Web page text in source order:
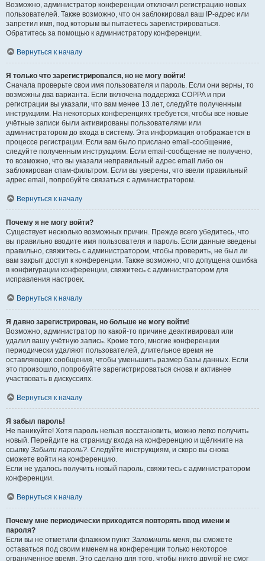
Возможно, администратор конференции отключил регистрацию новых
пользователей. Также возможно, что он заблокировал ваш IP-адрес или
запретил имя, под которым вы пытаетесь зарегистрироваться.
Обратитесь за помощью к администратору конференции.
Вернуться к началу
Я только что зарегистрировался, но не могу войти!
Сначала проверьте свои имя пользователя и пароль. Если они верны, то
возможны два варианта. Если включена поддержка COPPA и при
регистрации вы указали, что вам менее 13 лет, следуйте полученным
инструкциям. На некоторых конференциях требуется, чтобы все новые
учётные записи были активированы пользователями или
администратором до входа в систему. Эта информация отображается в
процессе регистрации. Если вам было прислано email-сообщение,
следуйте полученным инструкциям. Если email-сообщение не получено,
то возможно, что вы указали неправильный адрес email либо он
заблокирован спам-фильтром. Если вы уверены, что ввели правильный
адрес email, попробуйте связаться с администратором.
Вернуться к началу
Почему я не могу войти?
Существует несколько возможных причин. Прежде всего убедитесь, что
вы правильно вводите имя пользователя и пароль. Если данные введены
правильно, свяжитесь с администратором, чтобы проверить, не был ли
вам закрыт доступ к конференции. Также возможно, что допущена ошибка
в конфигурации конференции, свяжитесь с администратором для
исправления настроек.
Вернуться к началу
Я давно зарегистрирован, но больше не могу войти!
Возможно, администратор по какой-то причине деактивировал или
удалил вашу учётную запись. Кроме того, многие конференции
периодически удаляют пользователей, длительное время не
оставляющих сообщения, чтобы уменьшить размер базы данных. Если
это произошло, попробуйте зарегистрироваться снова и активнее
участвовать в дискуссиях.
Вернуться к началу
Я забыл пароль!
Не паникуйте! Хотя пароль нельзя восстановить, можно легко получить
новый. Перейдите на страницу входа на конференцию и щёлкните на
ссылку Забыли пароль?. Следуйте инструкциям, и скоро вы снова
сможете войти на конференцию.
Если не удалось получить новый пароль, свяжитесь с администратором
конференции.
Вернуться к началу
Почему мне периодически приходится повторять ввод имени и
пароля?
Если вы не отметили флажком пункт Запомнить меня, вы сможете
оставаться под своим именем на конференции только некоторое
ограниченное время. Это сделано для того, чтобы никто другой не смог